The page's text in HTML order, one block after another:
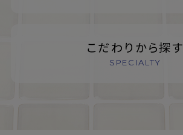
こだわりから探す
SPECIALTY